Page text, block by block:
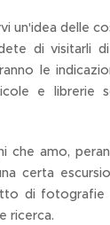
un'idea delle
di visitarli
le
e librerie
che amo,
certa
di fotografie
ricerca.